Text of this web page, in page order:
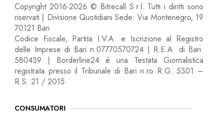
Copyright 2016-2026 © Bitrecall S.r.l. Tutti i diritti sono
riservati | Divisione Quotidiani Sede: Via Montenegro, 19
70121 Bari
Codice Fiscale, Partita I.V.A. e Iscrizione al Registro
delle Imprese di Bari n.07770570724 | R.E.A. di Bari:
580439 | Borderline24 è una Testata Giornalistica
registrata presso il Tribunale di Bari n.ro R.G. 5301 –
R.S. 21 / 2015
CONSUMATORI